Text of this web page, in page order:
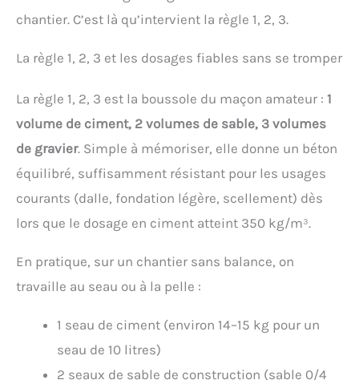
chantier. C’est là qu’intervient la règle 1, 2, 3.
La règle 1, 2, 3 et les dosages fiables sans se tromper
La règle 1, 2, 3 est la boussole du maçon amateur : 1
volume de ciment, 2 volumes de sable, 3 volumes
de gravier. Simple à mémoriser, elle donne un béton
équilibré, suffisamment résistant pour les usages
courants (dalle, fondation légère, scellement) dès
lors que le dosage en ciment atteint 350 kg/m³.
En pratique, sur un chantier sans balance, on
travaille au seau ou à la pelle :
1 seau de ciment (environ 14–15 kg pour un
seau de 10 litres)
2 seaux de sable de construction (sable 0/4